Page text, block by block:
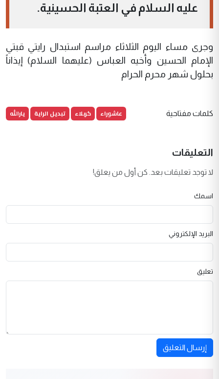
عليه السلام في العتبة الحسينية.
وجرى مساء اليوم الثلاثاء مراسم استبدال رايتي قبتي
الإمام الحسين وأخيه العباس (عليهما السلام) إيذاناً
بحلول شهر محرم الحرام
كلمات مفتاحية عاشوراء كربلاء تبديل الراية يارالله
التعليقات
لا توجد تعليقات بعد. كن أول من يعلق!
اسمك
البريد الإلكتروني
تعليق
إرسال التعليق